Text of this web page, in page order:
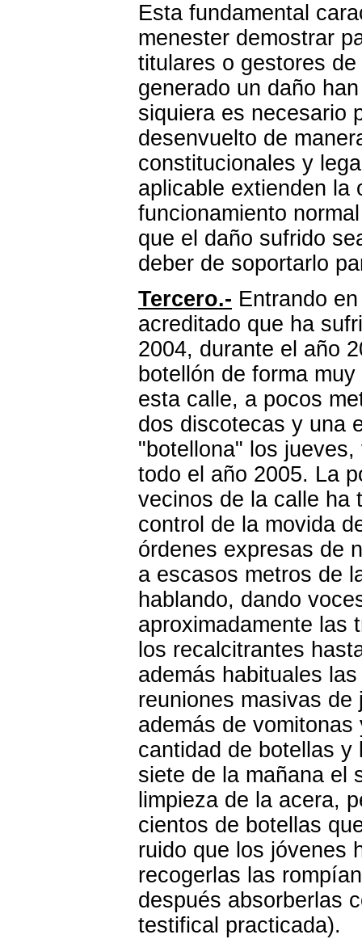
Esta fundamental
menester demostrar
titulares o gestores
generado un daño
siquiera es necesario
desenvuelto de
constitucionales y
aplicable extienden la
funcionamiento
que el daño sufrido
deber de soportarlo
Tercero.- Entrando
acreditado que ha
2004, durante el año
botellón de forma
esta calle, a pocos
dos discotecas y una
"botellona" los
todo el año 2005. La
vecinos de la calle ha
control de la movida
órdenes expresas de
a escasos metros de
hablando, dando
aproximadamente las
los recalcitrantes
además habituales
reuniones masivas
además de
cantidad de botellas
siete de la mañana el
limpieza de la acera,
cientos de botellas
ruido que los jóvenes
recogerlas las
después absorberlas
testifical practicada).